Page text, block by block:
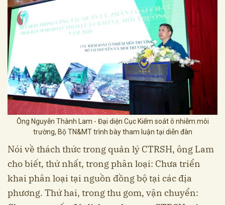
Ông Nguyễn Thành Lam - Đại diện Cục Kiểm soát ô nhiễm môi
trường, Bộ TN&MT trình bày tham luận tại diễn đàn
Nói về thách thức trong quản lý CTRSH, ông Lam
cho biết, thứ nhất, trong phân loại: Chưa triển
khai phân loại tại nguồn đồng bộ tại các địa
phương. Thứ hai, trong thu gom, vận chuyển: